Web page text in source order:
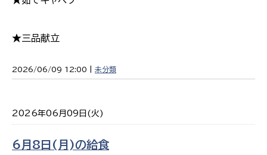
★三品献立
2026/06/09 12:00 | 未分類
2026年06月09日(火)
6月8日(月)の給食